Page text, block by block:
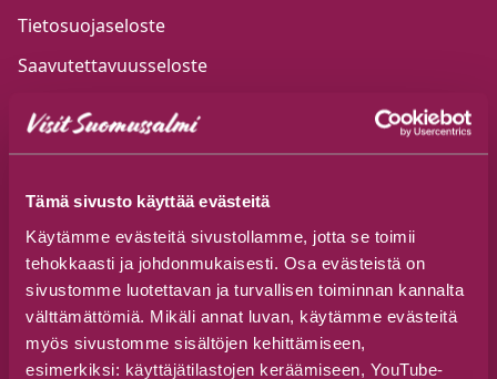
Tämä sivusto käyttää evästeitä
Käytämme evästeitä sivustollamme, jotta se toimii
tehokkaasti ja johdonmukaisesti. Osa evästeistä on
sivustomme luotettavan ja turvallisen toiminnan kannalta
välttämättömiä. Mikäli annat luvan, käytämme evästeitä
myös sivustomme sisältöjen kehittämiseen,
esimerkiksi: käyttäjätilastojen keräämiseen, YouTube-
Tietosuojaseloste
Saavutettavuusseloste